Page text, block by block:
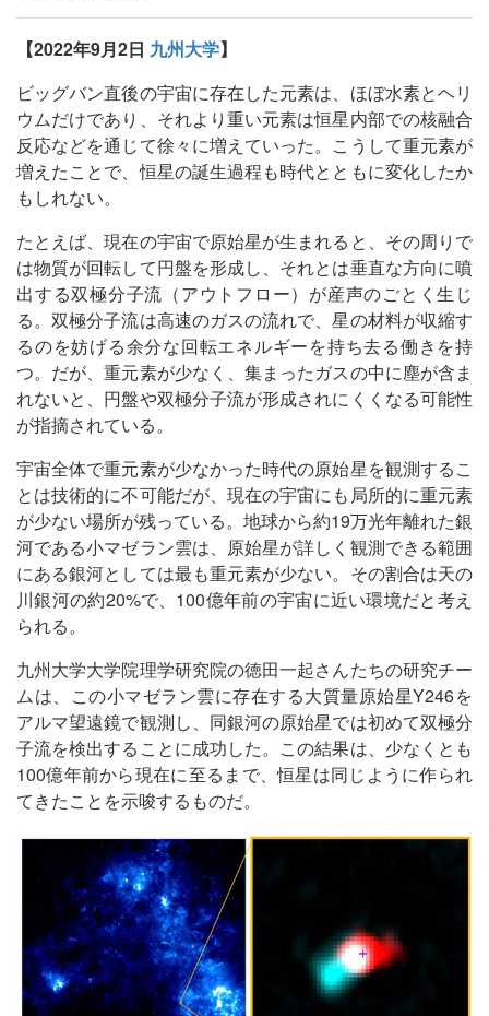
【2022年9月2日 九州大学】
ビッグバン直後の宇宙に存在した元素は、ほぼ水素とヘリ
ウムだけであり、それより重い元素は恒星内部での核融合
反応などを通じて徐々に増えていった。こうして重元素が
増えたことで、恒星の誕生過程も時代とともに変化したか
もしれない。
たとえば、現在の宇宙で原始星が生まれると、その周りで
は物質が回転して円盤を形成し、それとは垂直な方向に噴
出する双極分子流（アウトフロー）が産声のごとく生じ
る。双極分子流は高速のガスの流れで、星の材料が収縮す
るのを妨げる余分な回転エネルギーを持ち去る働きを持
つ。だが、重元素が少なく、集まったガスの中に塵が含ま
れないと、円盤や双極分子流が形成されにくくなる可能性
が指摘されている。
宇宙全体で重元素が少なかった時代の原始星を観測するこ
とは技術的に不可能だが、現在の宇宙にも局所的に重元素
が少ない場所が残っている。地球から約19万光年離れた銀
河である小マゼラン雲は、原始星が詳しく観測できる範囲
にある銀河としては最も重元素が少ない。その割合は天の
川銀河の約20%で、100億年前の宇宙に近い環境だと考え
られる。
九州大学大学院理学研究院の徳田一起さんたちの研究チー
ムは、この小マゼラン雲に存在する大質量原始星Y246を
アルマ望遠鏡で観測し、同銀河の原始星では初めて双極分
子流を検出することに成功した。この結果は、少なくとも
100億年前から現在に至るまで、恒星は同じように作られ
てきたことを示唆するものだ。